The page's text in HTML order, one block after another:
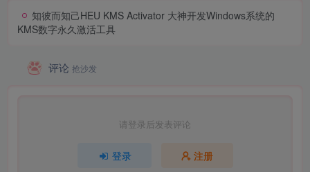
知彼而知己HEU KMS Activator 大神开发Windows系统的
KMS数字永久激活工具
评论 抢沙发
请登录后发表评论
登录 注册